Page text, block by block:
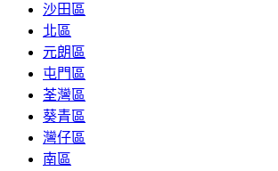
沙田區
北區
元朗區
屯門區
荃灣區
葵青區
灣仔區
南區